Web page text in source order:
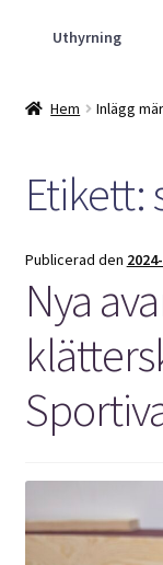
Uthyrning
Hem Inlägg
Etikett:
Publicerad den
Nya